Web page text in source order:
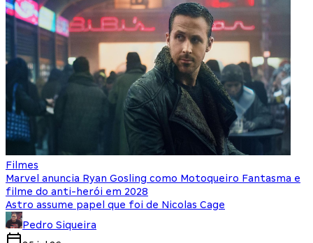
Filmes
Marvel anuncia Ryan Gosling como Motoqueiro Fantasma e
filme do anti-herói em 2028
Astro assume papel que foi de Nicolas Cage
Pedro Siqueira